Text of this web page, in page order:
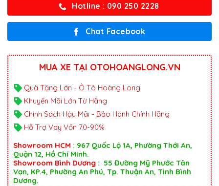
Hotline : 090 250 2228
Chat Facebook
MUA XE TẠI OTOHOANGLONG.VN
Quà Tặng Lớn - Ô Tô Hoàng Long
Khuyến Mãi Lớn Từ Hãng
Chính Sách Hậu Mãi - Bảo Hành Chính Hãng
Hỗ Trợ Vay Vốn 70-90%
Showroom HCM : 967 Quốc Lộ 1A, Phường Thới An,
Quận 12, Hồ Chí Minh.
Showroom Bình Dương : 55 Đường Mỹ Phước Tân
Vạn, KP.4, Phường An Phú, Tp. Thuận An, Tỉnh Bình
Dương.